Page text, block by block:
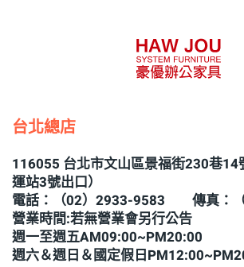
台北總店
116055 台北市文山區景福街230巷14
運站3號出口）
電話：（02）2933-9583 傳真：
營業時間:若無營業會另行公告
週一至週五AM09:00~PM20:00
週六＆週日＆國定假日